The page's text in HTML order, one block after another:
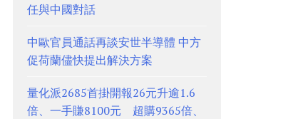
任與中國對話
中歐官員通話再談安世半導體 中方
促荷蘭儘快提出解決方案
量化派2685首掛開報26元升逾1.6
倍、一手賺8100元 超購9365倍、